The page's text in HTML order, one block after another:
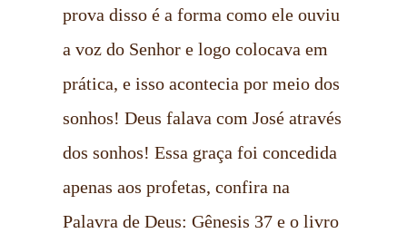
prova disso é a forma como ele ouviu
a voz do Senhor e logo colocava em
prática, e isso acontecia por meio dos
sonhos! Deus falava com José através
dos sonhos! Essa graça foi concedida
apenas aos profetas, confira na
Palavra de Deus: Gênesis 37 e o livro